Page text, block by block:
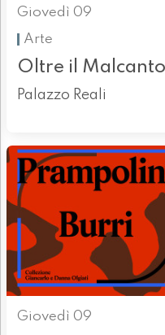
Giovedì 09
Arte
Oltre il
Palazzo Reali
Giovedì 09